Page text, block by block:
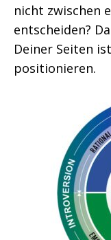
nicht zwischen
entscheiden?
Deiner Seiten
positionieren.